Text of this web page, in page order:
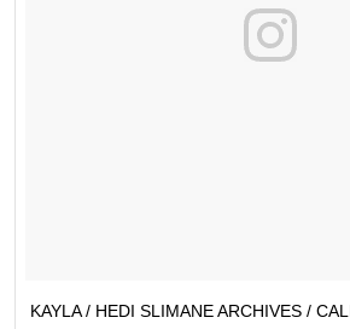
KAYLA / HEDI SLIMANE ARCHIVES /